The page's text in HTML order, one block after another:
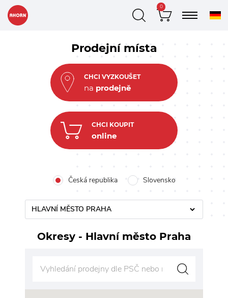
0
Prodejní místa
CHCI VYZKOUŠET
na prodejně
CHCI KOUPIT
online
Česká republika Slovensko
HLAVNÍ MĚSTO PRAHA
Okresy - Hlavní město Praha